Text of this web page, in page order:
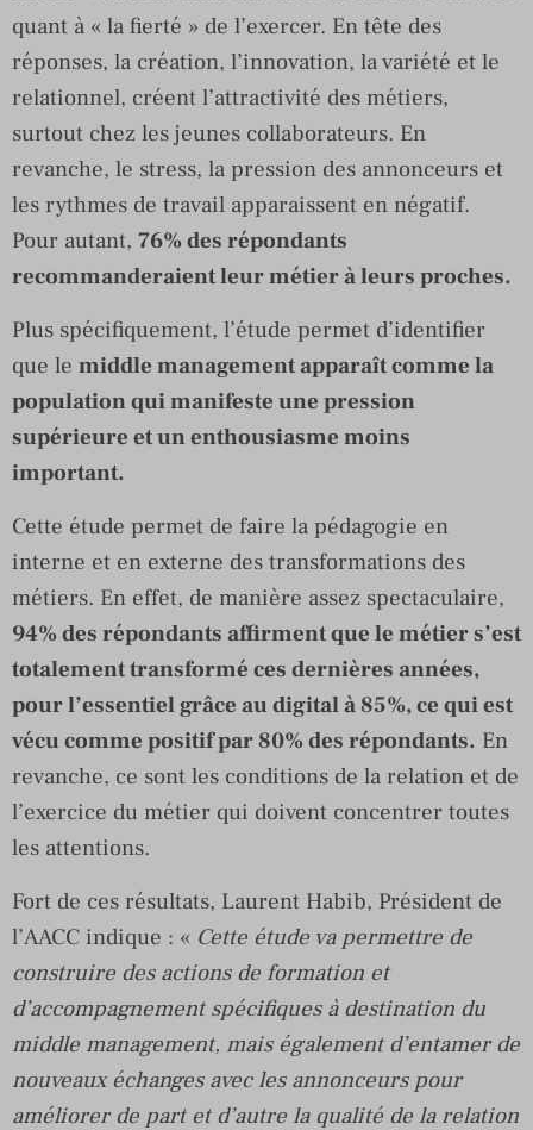
quant à « la fierté » de l’exercer. En tête des
réponses, la création, l’innovation, la variété et le
relationnel, créent l’attractivité des métiers,
surtout chez les jeunes collaborateurs. En
revanche, le stress, la pression des annonceurs et
les rythmes de travail apparaissent en négatif.
Pour autant, 76% des répondants
recommanderaient leur métier à leurs proches.
Plus spécifiquement, l’étude permet d’identifier
que le middle management apparaît comme la
population qui manifeste une pression
supérieure et un enthousiasme moins
important.
Cette étude permet de faire la pédagogie en
interne et en externe des transformations des
métiers. En effet, de manière assez spectaculaire,
94% des répondants affirment que le métier s’est
totalement transformé ces dernières années,
pour l’essentiel grâce au digital à 85%, ce qui est
vécu comme positif par 80% des répondants. En
revanche, ce sont les conditions de la relation et de
l’exercice du métier qui doivent concentrer toutes
les attentions.
Fort de ces résultats, Laurent Habib, Président de
l’AACC indique : « Cette étude va permettre de
construire des actions de formation et
d’accompagnement spécifiques à destination du
middle management, mais également d’entamer de
nouveaux échanges avec les annonceurs pour
améliorer de part et d’autre la qualité de la relation